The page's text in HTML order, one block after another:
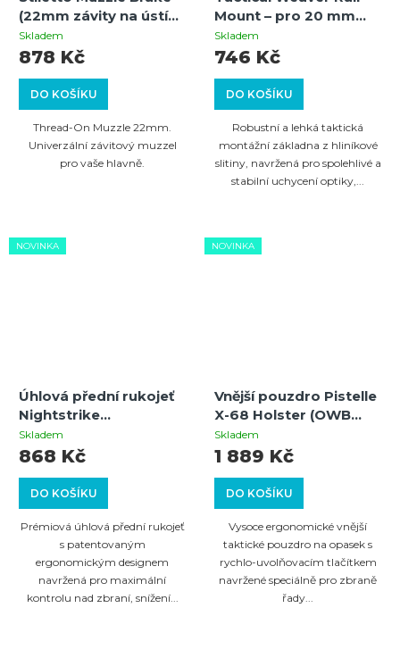
(22mm závity na ústí
hlavně)
Skladem
DO KOŠÍKU
878 Kč
Thread-On Muzzle 22mm.
Univerzální závitový muzzel
pro vaše hlavně.
Mount – pro 20 mm
Picatinny/Weaver,
hliníková slitina
Skladem
DO KOŠÍKU
746 Kč
Robustní a lehká taktická
montážní základna z hliníkové
slitiny, navržená pro spolehlivé a
stabilní uchycení optiky,...
NOVINKA
Úhlová přední rukojeť
Nightstrike
Diamondback
Skladem
DO KOŠÍKU
868 Kč
Prémiová úhlová přední rukojeť
s patentovaným
ergonomickým designem
navržená pro maximální
kontrolu nad zbraní, snížení...
NOVINKA
Vnější pouzdro Pistelle
X-68 Holster (OWB
Outside Waist Band)
Skladem
DO KOŠÍKU
1 889 Kč
Vysoce ergonomické vnější
taktické pouzdro na opasek s
rychlo-uvolňovacím tlačítkem
navržené speciálně pro zbraně
řady...